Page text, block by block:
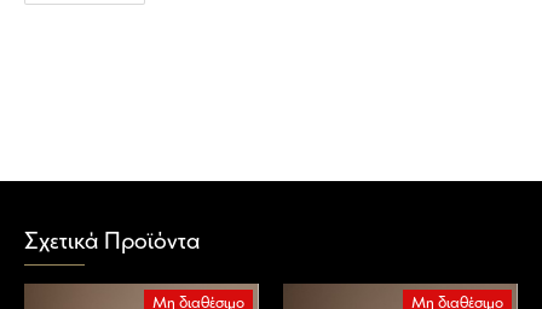
Σχετικά Προϊόντα
Μη διαθέσιμο Μη διαθέσιμο